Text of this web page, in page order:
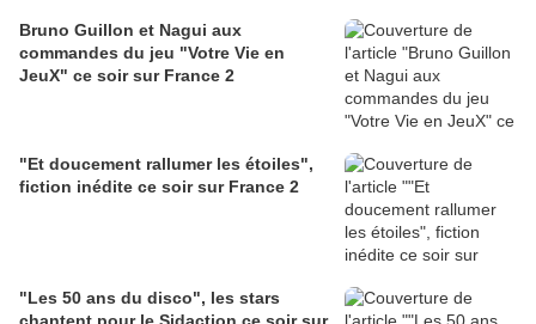
Bruno Guillon et Nagui aux
commandes du jeu "Votre Vie en
JeuX" ce soir sur France 2
"Et doucement rallumer les étoiles",
fiction inédite ce soir sur France 2
"Les 50 ans du disco", les stars